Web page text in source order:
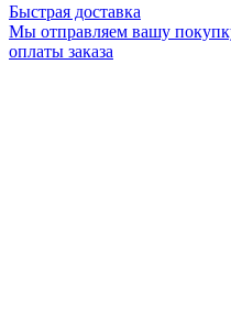
Быстрая доставка
Мы отправляем вашу
оплаты заказа